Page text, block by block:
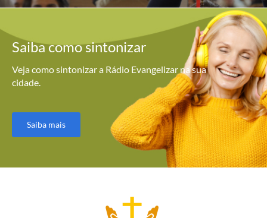
Saiba comosintonizar
Veja como sintonizar a Rádio Evangelizar na sua
cidade.
Saiba mais